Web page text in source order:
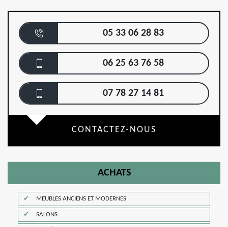
05 33 06 28 83
06 25 63 76 58
07 78 27 14 81
CONTACTEZ-NOUS
ACHATS
MEUBLES ANCIENS ET MODERNES
SALONS